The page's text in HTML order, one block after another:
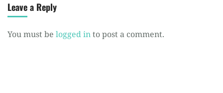
Leave a Reply
You must be logged into post a comment.